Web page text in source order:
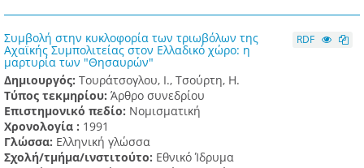
Συμβολή στην κυκλοφορία των τριωβόλων της
Αχαϊκής Συμπολιτείας στον Ελλαδικό χώρο: η
μαρτυρία των "Θησαυρών"
Δημιουργός: Τουράτσογλου, Ι., Τσούρτη, Η.
Τύπος τεκμηρίου: Άρθρο συνεδρίου
Επιστημονικό πεδίο: Νομισματική
Χρονολογία : 1991
Γλώσσα: Ελληνική γλώσσα
Σχολή/τμήμα/ινστιτούτο: Εθνικό Ίδρυμα
RDF